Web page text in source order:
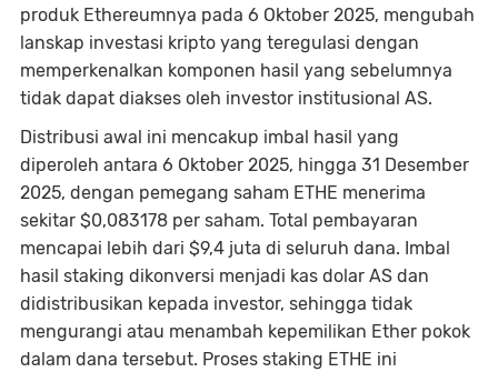
produk Ethereumnya pada 6 Oktober 2025, mengubah
lanskap investasi kripto yang teregulasi dengan
memperkenalkan komponen hasil yang sebelumnya
tidak dapat diakses oleh investor institusional AS.
Distribusi awal ini mencakup imbal hasil yang
diperoleh antara 6 Oktober 2025, hingga 31 Desember
2025, dengan pemegang saham ETHE menerima
sekitar $0,083178 per saham. Total pembayaran
mencapai lebih dari $9,4 juta di seluruh dana. Imbal
hasil staking dikonversi menjadi kas dolar AS dan
didistribusikan kepada investor, sehingga tidak
mengurangi atau menambah kepemilikan Ether pokok
dalam dana tersebut. Proses staking ETHE ini